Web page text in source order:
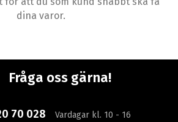
dina varor.
Fråga oss gärna!
70 028 Vardagar kl. 10 - 16